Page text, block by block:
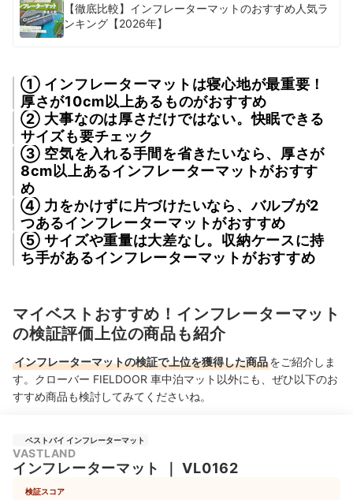
【徹底比較】インフレーターマットのおすすめ人気ラ
ンキング【2026年】
① インフレーターマットは寝心地が最重要！
厚さが10cm以上あるものがおすすめ
② 大事なのは厚さだけではない。快眠できる
サイズも要チェック
③ 空気を入れる手間を省きたいなら、厚さが
8cm以上あるインフレーターマットがおすす
め
④ 力をかけずに片づけたいなら、バルブが2
つあるインフレーターマットがおすすめ
⑤ サイズや重量は大差なし。収納ケースに持
ち手があるインフレーターマットがおすすめ
マイベストおすすめ！インフレーターマット
の検証評価上位の商品も紹介
インフレーターマットの検証で上位を獲得した商品をご紹介しま
す。クローバー FIELDOOR 車中泊マット以外にも、ぜひ以下のお
すすめ商品も検討してみてくださいね。
ベストバイ インフレーターマット
VASTLAND
インフレーターマット ｜‎VL0162
検証スコア